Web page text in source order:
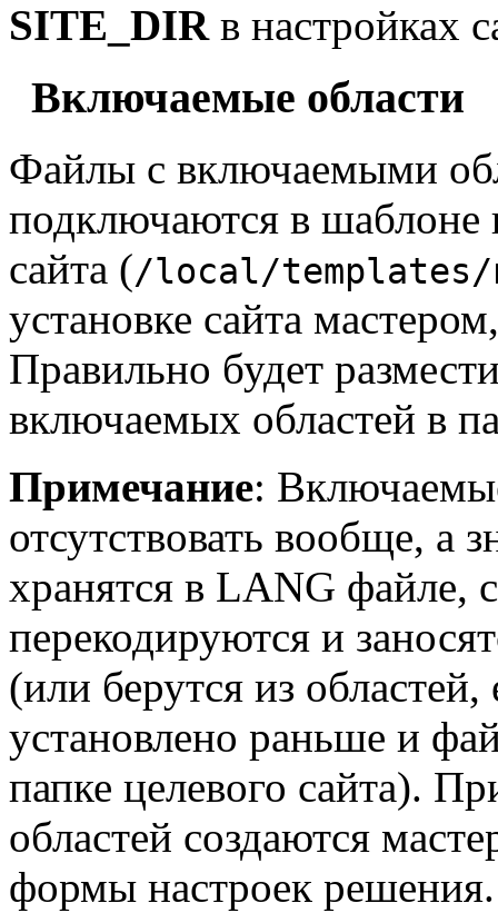
SITE_DIRв настройках
Включаемые области
Файлы с включаемыми
подключаются в шаблоне
сайта (/local/templates/
установке сайта
Правильно будет
включаемых областей в
Примечание:
отсутствовать вообще, а
хранятся в LANG файле,
перекодируются и
(или берутся из
установлено раньше и
папке целевого сайта).
областей создаются
формы настроек решения.